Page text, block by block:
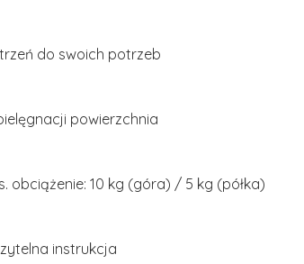
do swoich potrzeb
powierzchnia
obciążenie: 10 kg (góra) / 5 kg (półka)
instrukcja